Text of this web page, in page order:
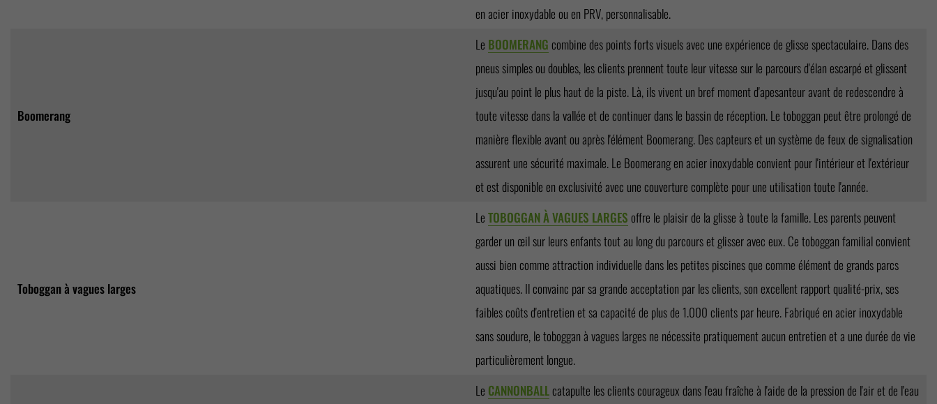
en acier inoxydable ou en PRV, personnalisable.
Boomerang
Le BOOMERANG combine des points forts visuels avec une expérience de glisse spectaculaire. Dans des
pneus simples ou doubles, les clients prennent toute leur vitesse sur le parcours d'élan escarpé et glissent
jusqu'au point le plus haut de la piste. Là, ils vivent un bref moment d'apesanteur avant de redescendre à
toute vitesse dans la vallée et de continuer dans le bassin de réception. Le toboggan peut être prolongé de
manière flexible avant ou après l'élément Boomerang. Des capteurs et un système de feux de signalisation
assurent une sécurité maximale. Le Boomerang en acier inoxydable convient pour l'intérieur et l'extérieur
et est disponible en exclusivité avec une couverture complète pour une utilisation toute l'année.
Toboggan à vagues larges
LeTOBOGGAN À VAGUES LARGES offre le plaisir de la glisse à toute la famille. Les parents peuvent
garder un œil sur leurs enfants tout au long du parcours et glisser avec eux. Ce toboggan familial convient
aussi bien comme attraction individuelle dans les petites piscines que comme élément de grands parcs
aquatiques. Il convainc par sa grande acceptation par les clients, son excellent rapport qualité-prix, ses
faibles coûts d'entretien et sa capacité de plus de 1.000 clients par heure. Fabriqué en acier inoxydable
sans soudure, le toboggan à vagues larges ne nécessite pratiquement aucun entretien et a une durée de vie
particulièrement longue.
Le CANNONBALLcatapulte les clients courageux dans l'eau fraîche à l'aide de la pression de l'air et de l'eau